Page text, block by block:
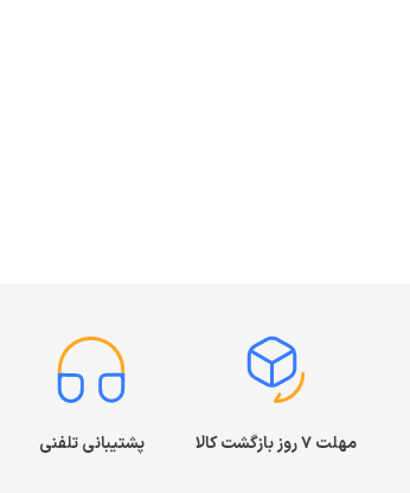
مهلت ۷ روز بازگشت کالا پشتیبانی تلفنی